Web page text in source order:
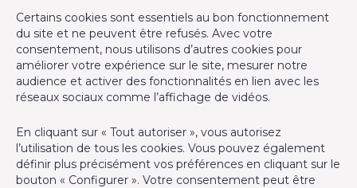
Equipement de base
Accès handicapés
Cuisine
Air conditionné
Chauffage (ind/coll) (type (ind/coll)) individuel
Certains cookies sont essentiels au bon fonctionnement
du site et ne peuvent être refusés. Avec votre
consentement, nous utilisons d’autres cookies pour
améliorer votre expérience sur le site, mesurer notre
audience et activer des fonctionnalités en lien avec les
réseaux sociaux comme l’affichage de vidéos.
En cliquant sur « Tout autoriser », vous autorisez
l’utilisation de tous les cookies. Vous pouvez également
définir plus précisément vos préférences en cliquant sur le
bouton « Configurer ». Votre consentement peut être
RC professionnelle et cautionnement via AXA Belgium SA,
Place du Trône 1, 1000 Bruxelles – police n° 730.390.160.
Couverture valable pour les activités réalisées en Belgique
Agent immobilier intermédiaire agréé IPI sous le numéro
507.554 en Belgique
Instance de contrôle: IPI, rue du Luxembourg 16B, 1000
Bruxelles - Soumis aucode déontologique de l’ IPI